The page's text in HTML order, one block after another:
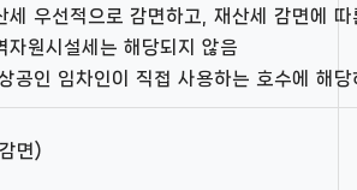
세 우선적으로 감면하고, 재산세 감면에
자원시설세는 해당되지 않음
공인 임차인이 직접 사용하는 호수에 해당
면)